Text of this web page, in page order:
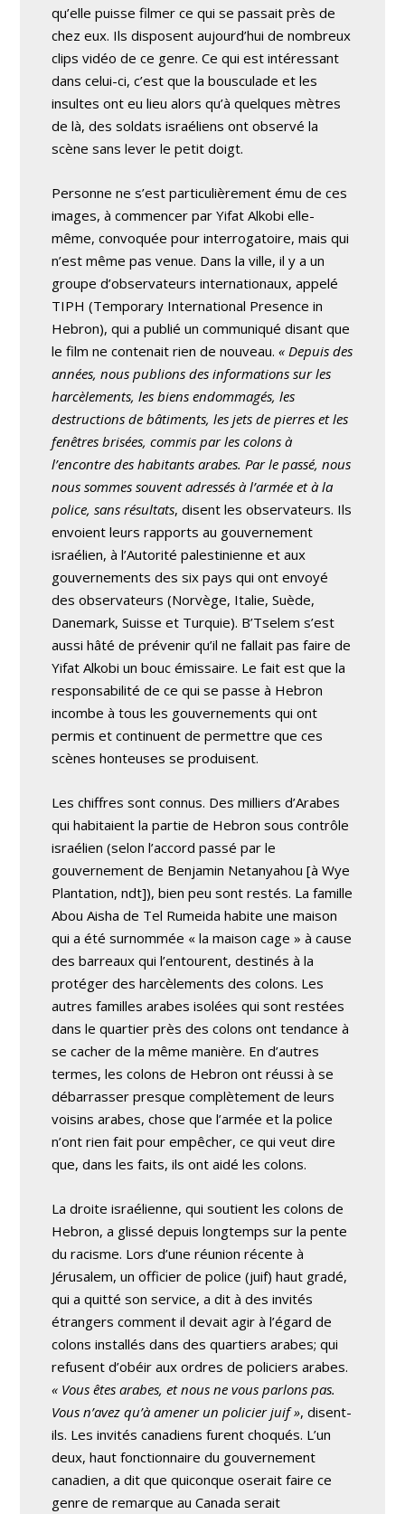
qu’elle puisse filmer ce qui se passait près de
chez eux. Ils disposent aujourd’hui de nombreux
clips vidéo de ce genre. Ce qui est intéressant
dans celui-ci, c’est que la bousculade et les
insultes ont eu lieu alors qu’à quelques mètres
de là, des soldats israéliens ont observé la
scène sans lever le petit doigt.
Personne ne s’est particulièrement ému de ces
images, à commencer par Yifat Alkobi elle-
même, convoquée pour interrogatoire, mais qui
n’est même pas venue. Dans la ville, il y a un
groupe d’observateurs internationaux, appelé
TIPH (Temporary International Presence in
Hebron), qui a publié un communiqué disant que
le film ne contenait rien de nouveau.« Depuis des
années, nous publions des informations sur les
harcèlements, les biens endommagés, les
destructions de bâtiments, les jets de pierres et les
fenêtres brisées, commis par les colons à
l’encontre des habitants arabes. Par le passé, nous
nous sommes souvent adressés à l’armée et à la
police, sans résultats, disent les observateurs. Ils
envoient leurs rapports au gouvernement
israélien, à l’Autorité palestinienne et aux
gouvernements des six pays qui ont envoyé
des observateurs (Norvège, Italie, Suède,
Danemark, Suisse et Turquie). B’Tselem s’est
aussi hâté de prévenir qu’il ne fallait pas faire de
Yifat Alkobi un bouc émissaire. Le fait est que la
responsabilité de ce qui se passe à Hebron
incombe à tous les gouvernements qui ont
permis et continuent de permettre que ces
scènes honteuses se produisent.
Les chiffres sont connus. Des milliers d’Arabes
qui habitaient la partie de Hebron sous contrôle
israélien (selon l’accord passé par le
gouvernement de Benjamin Netanyahou [à Wye
Plantation, ndt]), bien peu sont restés. La famille
Abou Aisha de Tel Rumeida habite une maison
qui a été surnommée « la maison cage » à cause
des barreaux qui l’entourent, destinés à la
protéger des harcèlements des colons. Les
autres familles arabes isolées qui sont restées
dans le quartier près des colons ont tendance à
se cacher de la même manière. En d’autres
termes, les colons de Hebron ont réussi à se
débarrasser presque complètement de leurs
voisins arabes, chose que l’armée et la police
n’ont rien fait pour empêcher, ce qui veut dire
que, dans les faits, ils ont aidé les colons.
La droite israélienne, qui soutient les colons de
Hebron, a glissé depuis longtemps sur la pente
du racisme. Lors d’une réunion récente à
Jérusalem, un officier de police (juif) haut gradé,
qui a quitté son service, a dit à des invités
étrangers comment il devait agir à l’égard de
colons installés dans des quartiers arabes; qui
refusent d’obéir aux ordres de policiers arabes.
« Vous êtes arabes, et nous ne vous parlons pas.
Vous n’avez qu’à amener un policier juif », disent-
ils. Les invités canadiens furent choqués. L’un
deux, haut fonctionnaire du gouvernement
canadien, a dit que quiconque oserait faire ce
genre de remarque au Canada serait